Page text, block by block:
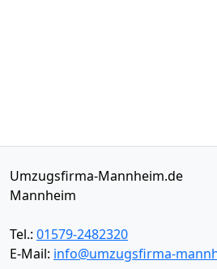
Umzugsfirma-Mannheim.de
Mannheim
Tel.: 01579-2482320
E-Mail: info@umzugsfirma-